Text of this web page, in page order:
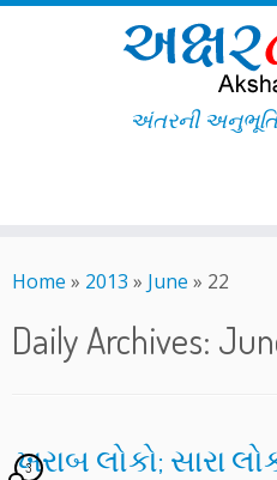
to
અંતરની
Home » 2013 » June » 22
Daily Archives:
ખરાબ લોકો; સારા
3